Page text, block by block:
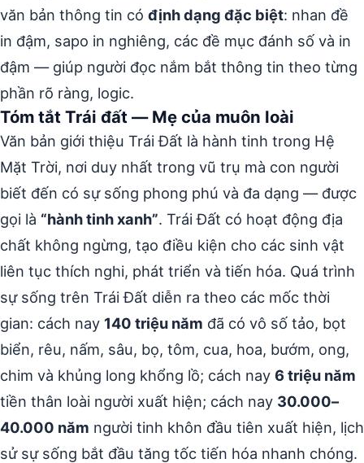
văn bản thông tin có định dạng đặc biệt: nhan đề
in đậm, sapo in nghiêng, các đề mục đánh số và in
đậm — giúp người đọc nắm bắt thông tin theo từng
phần rõ ràng, logic.
Tóm tắt Trái đất — Mẹ của muôn loài
Văn bản giới thiệu Trái Đất là hành tinh trong Hệ
Mặt Trời, nơi duy nhất trong vũ trụ mà con người
biết đến có sự sống phong phú và đa dạng — được
gọi là “hành tinh xanh”. Trái Đất có hoạt động địa
chất không ngừng, tạo điều kiện cho các sinh vật
liên tục thích nghi, phát triển và tiến hóa. Quá trình
sự sống trên Trái Đất diễn ra theo các mốc thời
gian: cách nay 140 triệu năm đã có vô số tảo, bọt
biển, rêu, nấm, sâu, bọ, tôm, cua, hoa, bướm, ong,
chim và khủng long khổng lồ; cách nay 6 triệu năm
tiền thân loài người xuất hiện; cách nay 30.000–
40.000 năm người tinh khôn đầu tiên xuất hiện, lịch
sử sự sống bắt đầu tăng tốc tiến hóa nhanh chóng.